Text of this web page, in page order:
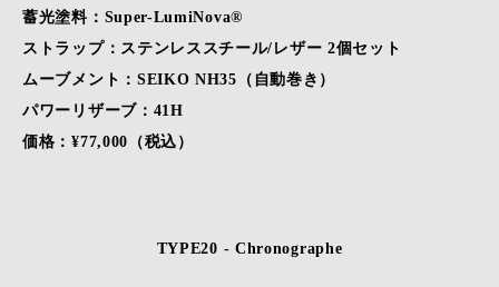
蓄光塗料：Super-LumiNova®
ストラップ：ステンレススチール/レザー 2個セット
ムーブメント：SEIKO NH35（自動巻き）
パワーリザーブ：41H
価格：¥77,000（税込）
TYPE20 - Chronographe